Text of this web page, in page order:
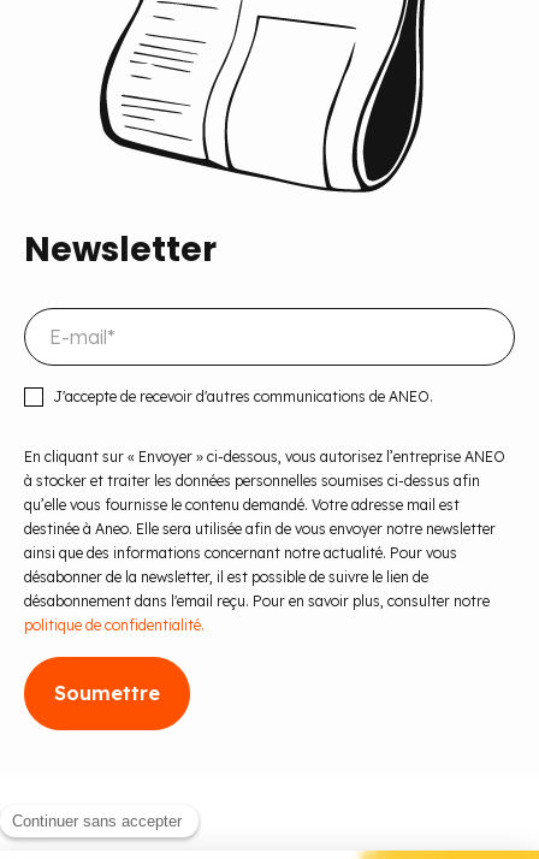
Newsletter
J'accepte de recevoir d'autres communications de ANEO.
En cliquant sur « Envoyer » ci-dessous, vous autorisez l’entreprise ANEO
à stocker et traiter les données personnelles soumises ci-dessus afin
qu’elle vous fournisse le contenu demandé. Votre adresse mail est
destinée à Aneo. Elle sera utilisée afin de vous envoyer notre newsletter
ainsi que des informations concernant notre actualité. Pour vous
désabonner de la newsletter, il est possible de suivre le lien de
désabonnement dans l'email reçu. Pour en savoir plus, consulter notre
politique de confidentialité.